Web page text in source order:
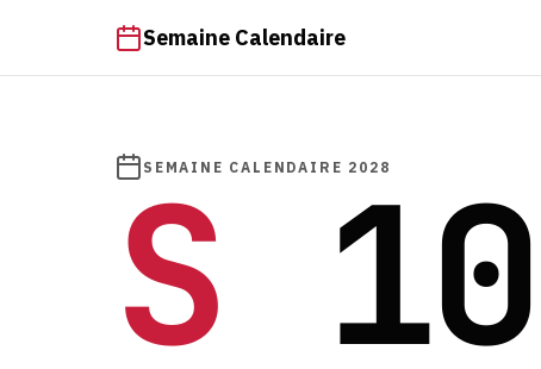
Semaine Calendaire
SEMAINE CALENDAIRE 2028
S 10